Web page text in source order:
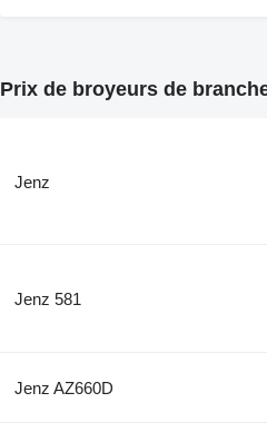
Prix de broyeurs de
Jenz
Jenz 581
Jenz AZ660D